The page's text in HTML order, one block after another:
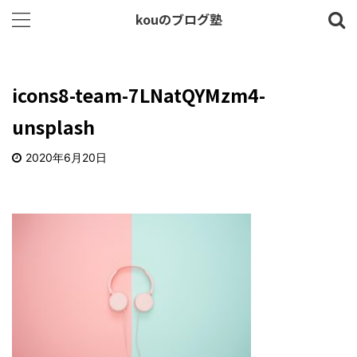
kouのブログ塾
icons8-team-7LNatQYMzm4-
unsplash
2020年6月20日